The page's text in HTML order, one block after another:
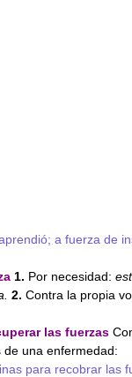
a fuerza de
1. Por necesidad:
2. Contra la propia
las fuerzas
de una enfermedad:
para recobrar las